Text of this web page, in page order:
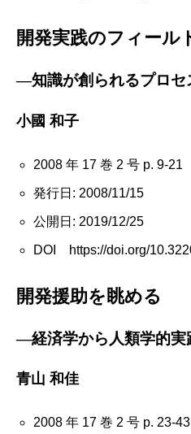
開発実践のフィール
―知識が創られるプロ
小國 和子
2008 年 17 巻 2 号 p. 9-21
発行日: 2008/11/15
公開日: 2019/12/25
DOI https://doi.org/
開発援助を眺める
―経済学から人類学的
青山 和佳
2008 年 17 巻 2 号 p. 23-43